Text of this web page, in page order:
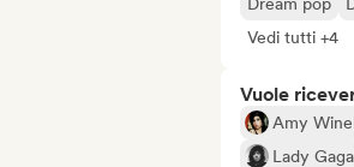
Vedi tutti +4
Vuole
Amy
Lady Gaga